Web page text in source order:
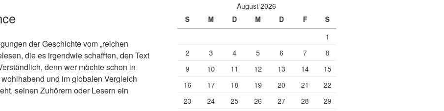
der Geschichte vom „reichen
die es irgendwie schafften, den Text
denn wer möchte schon in
und im globalen Vergleich
seinen Zuhörern oder Lesern ein
August 2026
S
M D M D F
S
1
2
3 4 5 6 7
8
9
10 11 12 13 14
15
16
17 18 19 20 21
22
23
24 25 26 27 28
29